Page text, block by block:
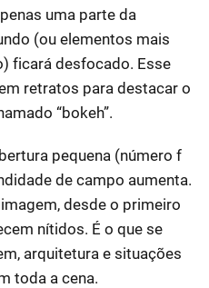
uma parte da
(ou elementos mais
ficará desfocado. Esse
retratos para destacar o
“bokeh”.
pequena (número f
de campo aumenta.
desde o primeiro
nítidos. É o que se
arquitetura e situações
toda a cena.